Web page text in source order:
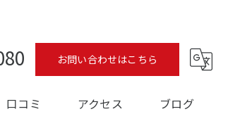
お問い合わせはこちら
口コミ アクセス ブログ